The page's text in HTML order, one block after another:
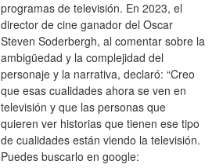
programas de televisión. En 2023, el
director de cine ganador del Oscar
Steven Soderbergh, al comentar sobre la
ambigüedad y la complejidad del
personaje y la narrativa, declaró: “Creo
que esas cualidades ahora se ven en
televisión y que las personas que
quieren ver historias que tienen ese tipo
de cualidades están viendo la televisión.
Puedes buscarlo en google: